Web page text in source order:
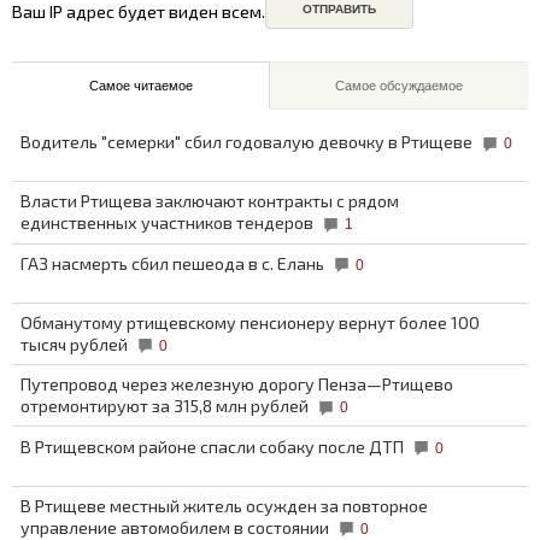
Ваш IP адрес будет виден всем.
Самое читаемое Самое обсуждаемое
Водитель "семерки" сбил годовалую девочку в Ртищеве 0
Власти Ртищева заключают контракты с рядом
единственных участников тендеров
1
ГАЗ насмерть сбил пешеода в с. Елань 0
Обманутому ртищевскому пенсионеру вернут более 100
тысяч рублей
0
Путепровод через железную дорогу Пенза—Ртищево
отремонтируют за 315,8 млн рублей
0
В Ртищевском районе спасли собаку после ДТП 0
В Ртищеве местный житель осужден за повторное
управление автомобилем в состоянии
0